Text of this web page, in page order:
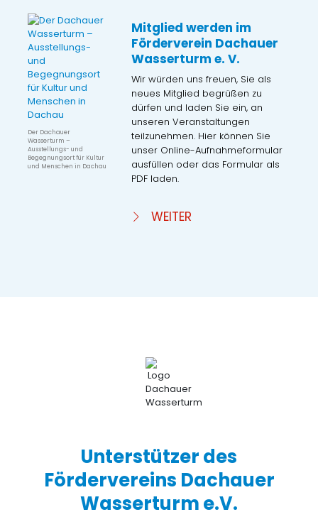
Der Dachauer
Wasserturm –
Ausstellungs- und
Begegnungsort für Kultur
und Menschen in Dachau
Mitglied werden im
Förderverein Dachauer
Wasserturm e. V.
Wir würden uns freuen, Sie als
neues Mitglied begrüßen zu
dürfen und laden Sie ein, an
unseren Veranstaltungen
teilzunehmen. Hier können Sie
unser Online-Aufnahmeformular
ausfüllen oder das Formular als
PDF laden.
WEITER
Unterstützer des
Fördervereins Dachauer
Wasserturm e.V.